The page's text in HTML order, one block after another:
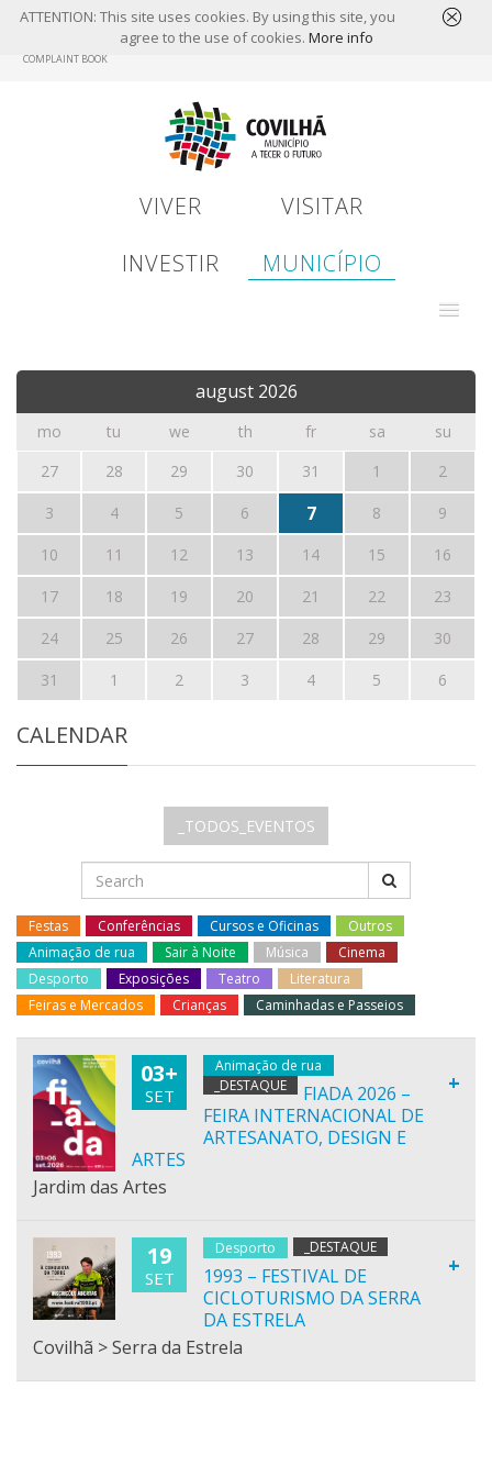
ATTENTION: This site uses cookies. By using this site, you
agree to the use of cookies. More info
COMPLAINT BOOK
VIVER
VISITAR
INVESTIR
MUNICÍPIO
august 2026
mo tu we th fr sa
su
27
28 29 30 31 1
2
3
4 5 6 7 8
9
10
11 12 13 14 15
16
17
18 19 20 21 22
23
24
25 26 27 28 29
30
31
1 2 3 4 5 6
CALENDAR
_TODOS_EVENTOS
Festas Conferências Cursos e Oficinas
Outros
Animação de rua
Sair à Noite Música
Cinema
Desporto
Exposições Teatro
Literatura
Feiras e Mercados
Crianças Caminhadas e Passeios
+
03+
SET
Animação de rua
_DESTAQUE
FIADA 2026 –
FEIRA INTERNACIONAL DE
ARTESANATO, DESIGN E
ARTES
Jardim das Artes
+
19
SET
Desporto _DESTAQUE
1993 – FESTIVAL DE
CICLOTURISMO DA SERRA
DA ESTRELA
Covilhã > Serra da Estrela